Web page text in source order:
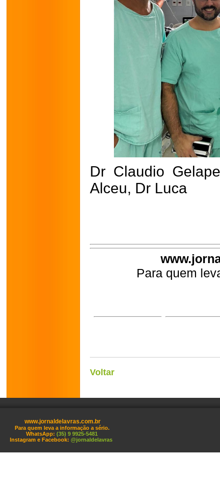
Dr Claudio
Alceu, Dr Luca
Para quem
Voltar
www.jornaldelavras.com.br
Para quem leva a informação a sério.
WhatsApp: (35) 9 9925-5481
Instagram e Facebook: @jornaldelavras